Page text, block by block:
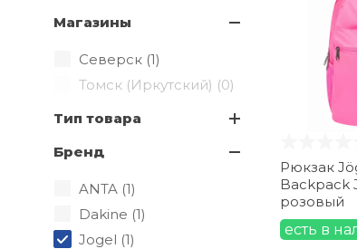
Магазины
Северск (1)
Томск (Иркутский) (0)
Тип товара
Бренд
ANTA (1)
Dakine (1)
Jogel (1)
Рюкзак
Backpack
розовый
есть в